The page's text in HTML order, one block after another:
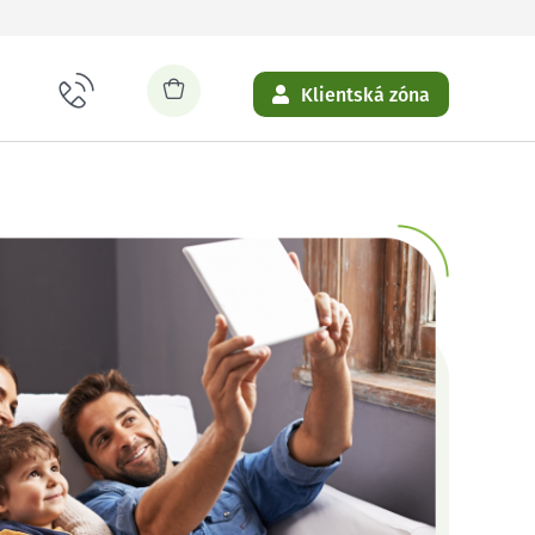
Klientská zóna